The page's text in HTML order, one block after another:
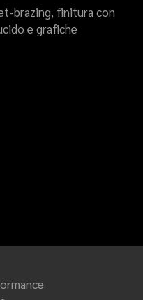
brazing, finitura con
e grafiche